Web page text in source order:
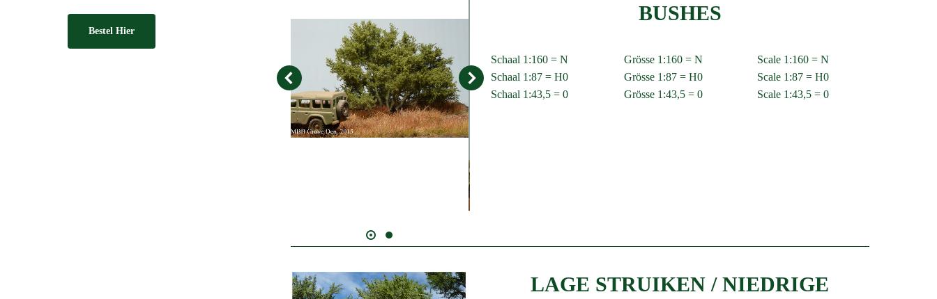
BUSHES
Schaal 1:160 = N
Schaal 1:87 = H0
Schaal 1:43,5 = 0
Grösse 1:160 = N
Grösse 1:87 = H0
Grösse 1:43,5 = 0
Scale 1:160 = N
Scale 1:87 = H0
Scale 1:43,5 = 0
LAGE STRUIKEN / NIEDRIGE
Bestel Hier